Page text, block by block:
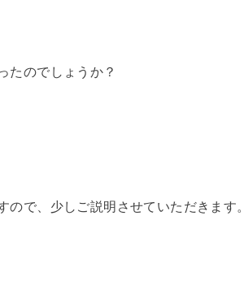
たのでしょうか？
ので、少しご説明させていただきます。